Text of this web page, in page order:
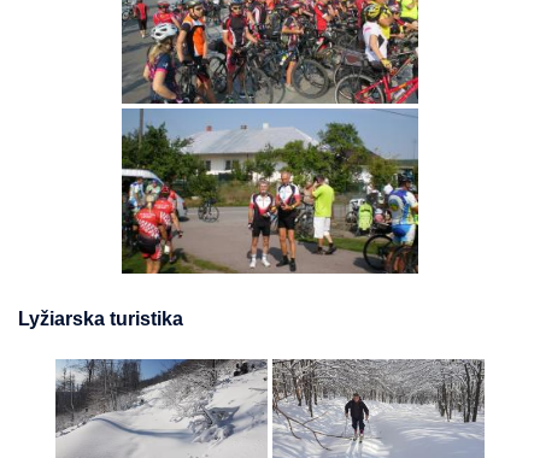
Lyžiarska turistika